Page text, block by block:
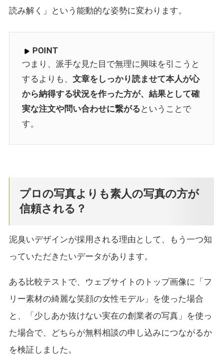
読み解く」という能動的な姿勢に変わります。
POINT
つまり、派手な見た目で無理に興味を引こうと
するよりも、文章をしっかり読ませて本人が心
から納得する状況を作った方が、結果として確
実な注文や問い合わせに繋がる ということで
す。
プロの写真よりも素人の写真の方が
信頼される？
泥臭いデザインが採用される理由として、もう一つ知
っていただきたいデータがあります。
ある比較テストで、ウェブサイトのトップ画像に「フ
リー素材の綺麗な笑顔の女性モデル」を使った場合
と、「少しあか抜けない実在の創業者の写真」を使っ
た場合で、どちらが無料相談の申し込みにつながるか
を検証しました。